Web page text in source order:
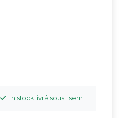
En stock livré sous 1 sem